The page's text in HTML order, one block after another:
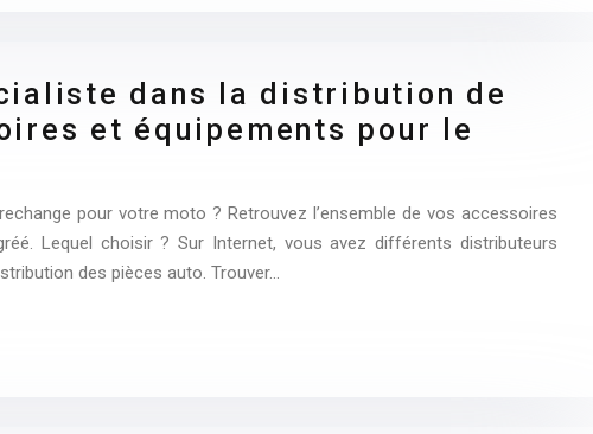
dans la distribution de
et équipements pour le
pour votre moto ? Retrouvez l’ensemble de vos accessoires
Lequel choisir ? Sur Internet, vous avez différents distributeurs
des pièces auto. Trouver…